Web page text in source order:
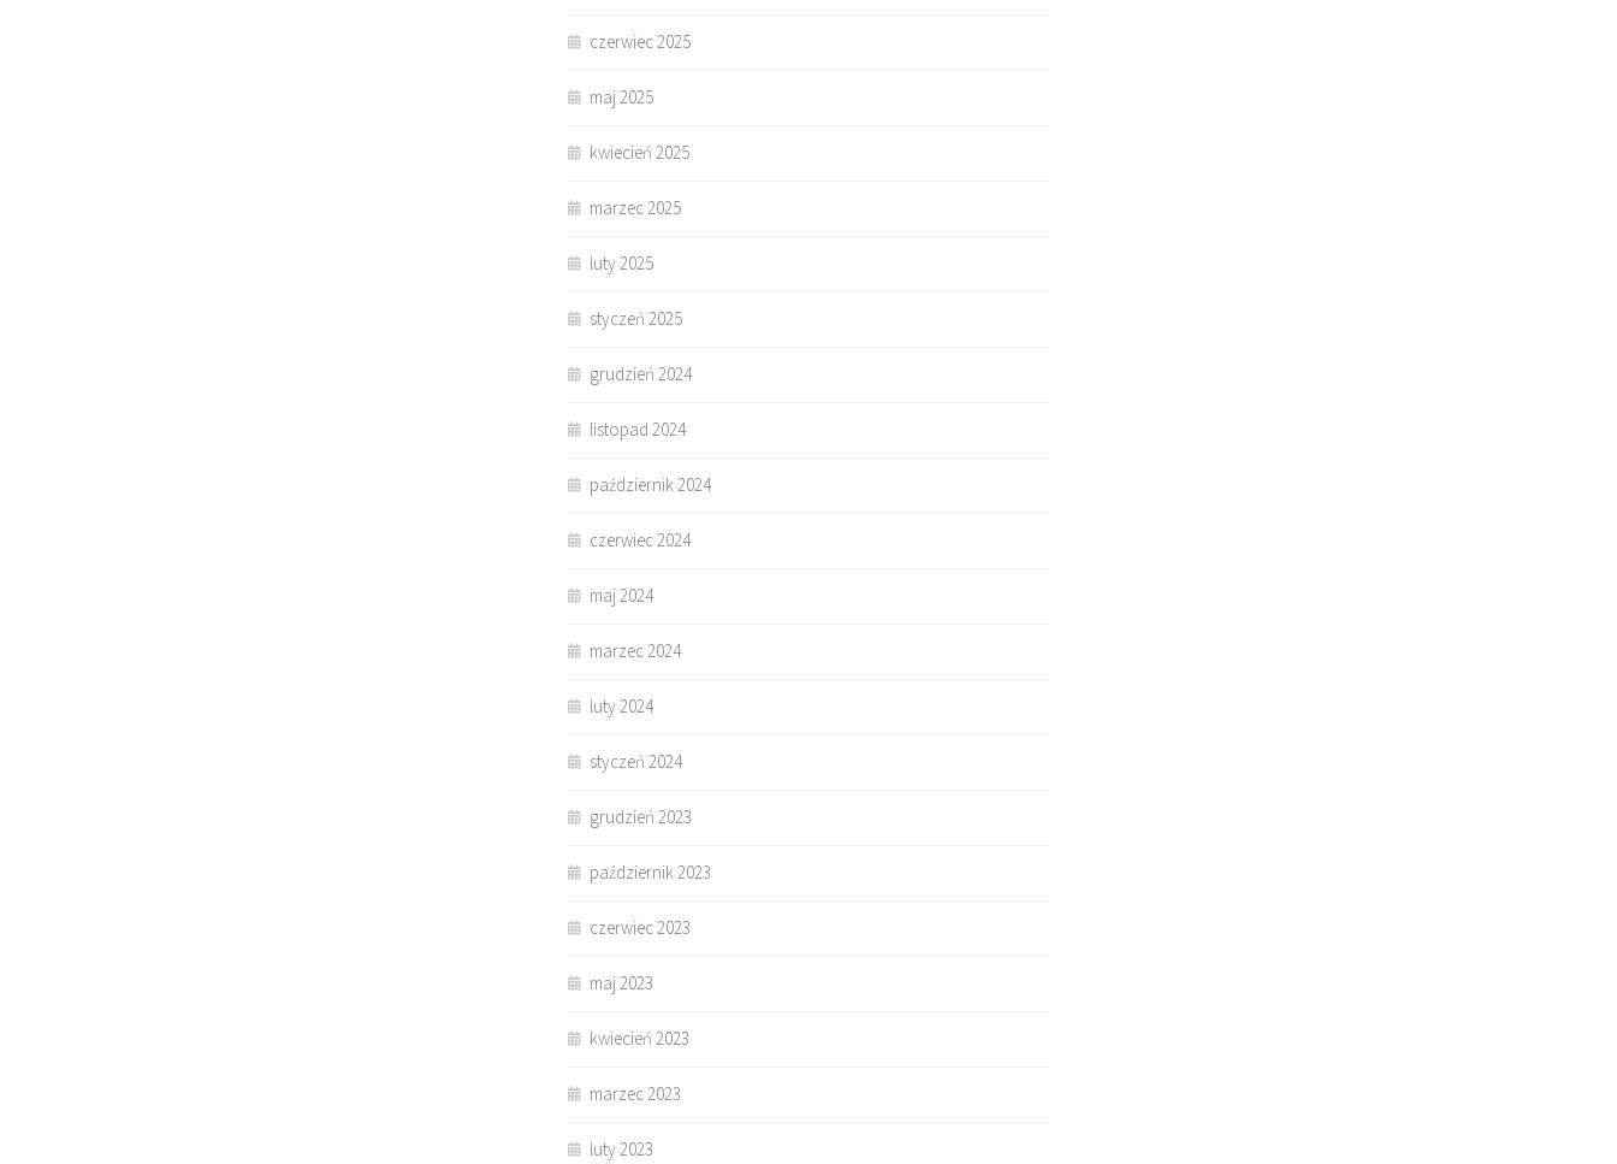
czerwiec 2025
maj 2025
kwiecień 2025
marzec 2025
luty 2025
styczeń 2025
grudzień 2024
listopad 2024
październik 2024
czerwiec 2024
maj 2024
marzec 2024
luty 2024
styczeń 2024
grudzień 2023
październik 2023
czerwiec 2023
maj 2023
kwiecień 2023
marzec 2023
luty 2023